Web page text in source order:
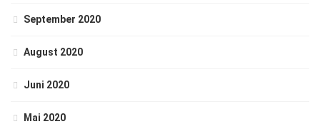
September 2020
August 2020
Juni 2020
Mai 2020